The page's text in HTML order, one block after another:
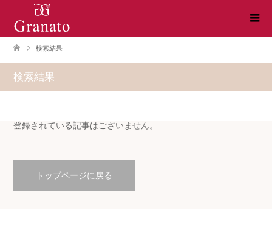
検索結果
検索結果
登録されている記事はございません。
トップページに戻る